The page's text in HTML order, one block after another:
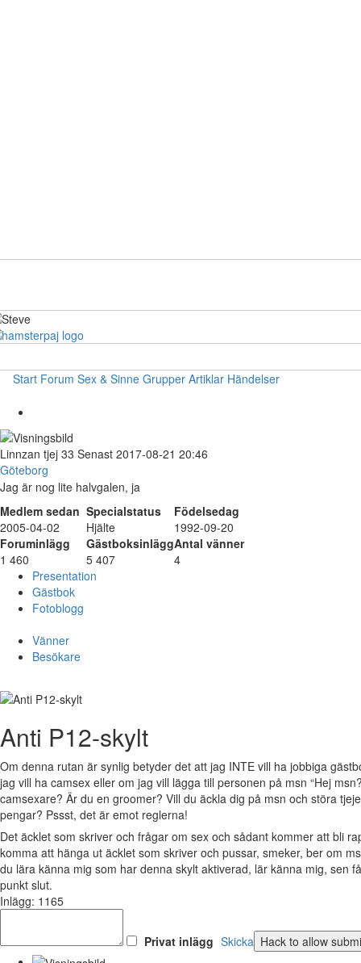
Start Forum Sex & Sinne Grupper Artiklar Händelser
Linnzan tjej 33 Senast 2017-08-21 20:46
Göteborg
Jag är nog lite halvgalen, ja
Medlem sedan Specialstatus
Födelsedag
2005-04-02
Hjälte
1992-09-20
Foruminlägg
GästboksinläggAntal vänner
1 460
5 407
4
Presentation
Gästbok
Fotoblogg
Vänner
Besökare
Anti P12-skylt
Om denna rutan är synlig betyder det att jag INTE vill ha jobbiga
jag vill ha camsex eller om jag vill lägga till personen på msn “Hej
camsexare? Är du en groomer? Vill du äckla dig på msn och störa
pengar? Pssst, det är emot reglerna!
Det äcklet som skriver och frågar om sex och sådant kommer att bli
komma att hänga ut äcklet som skriver och pussar, smeker, ber om
du lära känna mig som har denna skylt aktiverad, lär känna mig,
punkt slut.
Inlägg: 1165
Privat inlägg Skicka